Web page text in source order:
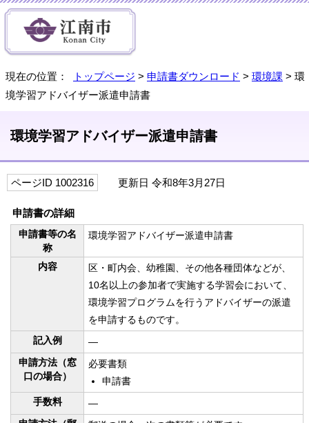
現在の位置： トップページ > 申請書ダウンロード > 環境課 > 環
境学習アドバイザー派遣申請書
環境学習アドバイザー派遣申請書
ページID 1002316 更新日 令和8年3月27日
申請書の詳細
申請書等の名
称
環境学習アドバイザー派遣申請書
内容
区・町内会、幼稚園、その他各種団体などが、
10名以上の参加者で実施する学習会において、
環境学習プログラムを行うアドバイザーの派遣
を申請するものです。
記入例
—
申請方法（窓
口の場合）
必要書類
申請書
手数料
—